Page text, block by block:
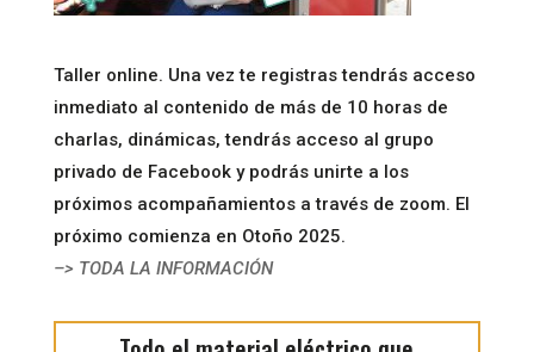
Taller online. Una vez te registras tendrás acceso
inmediato al contenido de más de 10 horas de
charlas, dinámicas, tendrás acceso al grupo
privado de Facebook y podrás unirte a los
próximos acompañamientos a través de zoom. El
próximo comienza en Otoño 2025.
–> TODA LA INFORMACIÓN